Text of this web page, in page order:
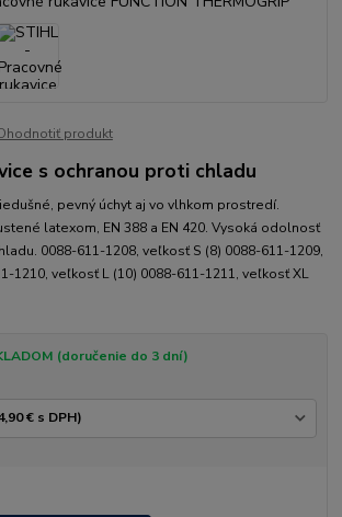
produkt
s ochranou proti chladu
pevný úchyt aj vo vlhkom prostredí.
latexom, EN 388 a EN 420. Vysoká odolnosť
0088-611-1208, veľkosť S (8) 0088-611-1209,
1210, veľkosť L (10) 0088-611-1211, veľkosť XL
(doručenie do 3 dní)